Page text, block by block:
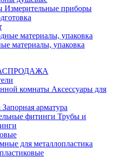
Измерительные приборы
материалы, упаковка
Аксессуары для
Запорная арматура
Трубы и
для металлопластика